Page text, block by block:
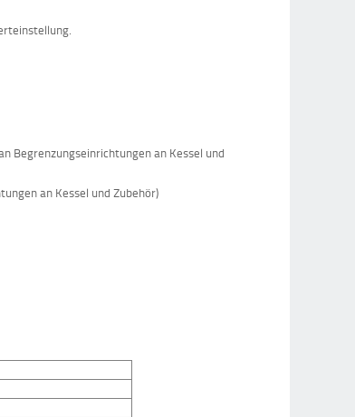
Begrenzungseinrichtungen an Kessel und
an Kessel und Zubehör)